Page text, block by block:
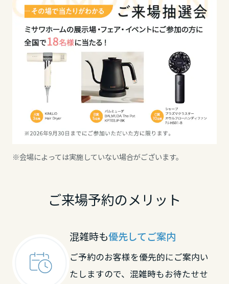
※会場によっては実施していない場合がございます。
ご来場予約のメリット
混雑時も優先してご案内
ご予約のお客様を優先的にご案内い
たしますので、混雑時もお待たせせ
高知県
九州エリア
佐賀県
長崎県
宮崎県